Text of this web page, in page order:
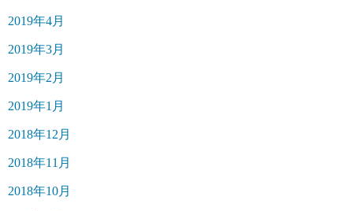
2019年4月
2019年3月
2019年2月
2019年1月
2018年12月
2018年11月
2018年10月